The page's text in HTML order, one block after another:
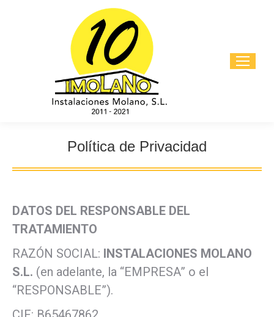
Política de Privacidad
Estás aquí:
DATOS DEL RESPONSABLE DEL
TRATAMIENTO
RAZÓN SOCIAL: INSTALACIONES MOLANO
S.L. (en adelante, la “EMPRESA” o el
“RESPONSABLE”).